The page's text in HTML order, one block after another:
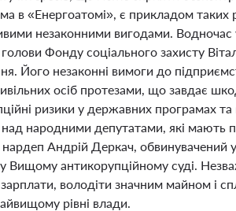
в «Енергоатомі», є прикладом таких
незаконними вигодами. Водночас
голови Фонду соціального захисту
Його незаконні вимоги до
осіб протезами, що завдає
ризики у державних програмах та
народними депутатами, які мають
нардеп Андрій Деркач, обвинувачений
Вищому антикорупційному суді.
володіти значним майном і
рівні влади.